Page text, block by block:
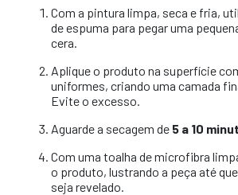
Com a pintura limpa, seca e fria,
de espuma para pegar uma
cera.
Aplique o produto na superfície
uniformes, criando uma camada
Evite o excesso.
Aguarde a secagem de 5 a 10
Com uma toalha de microfibra
o produto, lustrando a peça até
seja revelado.